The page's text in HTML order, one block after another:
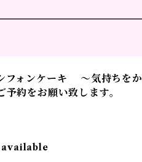
フォンケーキ ～気持ちをか
約をお願い致します。